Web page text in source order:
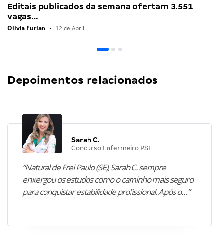
Editais publicados da semana ofertam 3.551
vagas…
Olivia Furlan • 12 de Abril
Depoimentos relacionados
Sarah C.
Concurso Enfermeiro PSF
“Natural de Frei Paulo (SE), Sarah C. sempre
enxergou os estudos como o caminho mais seguro
para conquistar estabilidade profissional. Após o…”